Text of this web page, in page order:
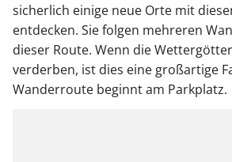
sicherlich einige neue Orte mit
entdecken. Sie folgen mehreren
dieser Route. Wenn die
verderben, ist dies eine großartige
Wanderroute beginnt am Parkplatz.